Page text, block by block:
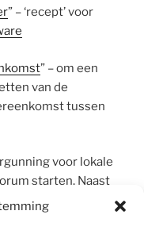
” – ‘recept’ voor
” – om een
van de
tussen
voor lokale
starten. Naast
over nieuwe